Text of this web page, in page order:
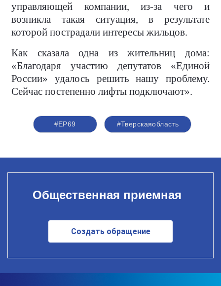
управляющей компании, из-за чего и
возникла такая ситуация, в результате
которой пострадали интересы жильцов.
Как сказала одна из жительниц дома:
«Благодаря участию депутатов «Единой
России» удалось решить нашу проблему.
Сейчас постепенно лифты подключают».
#ЕР69 #Тверскаяобласть
Общественная приемная
Создать обращение